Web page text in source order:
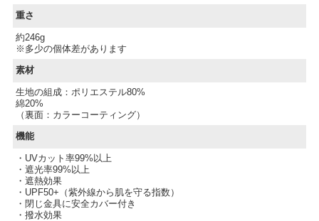
重さ
約246g
※多少の個体差があります
素材
生地の組成：ポリエステル80%
綿20%
（裏面：カラーコーティング）
機能
・UVカット率99%以上
・遮光率99%以上
・遮熱効果
・UPF50+（紫外線から肌を守る指数）
・閉じ金具に安全カバー付き
・撥水効果